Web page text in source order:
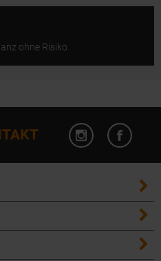
ohne Risiko.
Instagram